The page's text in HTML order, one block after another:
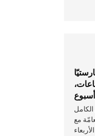
هما
حياة
مع